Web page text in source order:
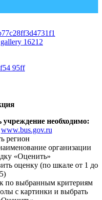
необходимо:
www.bus.gov.ru
регион
организации
«Оценить»
оценку (по шкале от 1 до
5)
по выбранным критериям
с картинки и выбрать